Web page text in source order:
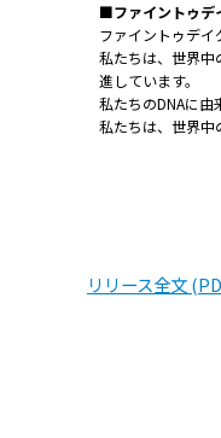
■ファイントゥデ
ファイントゥデイ
私たちは、世界中
進しています。
私たちのDNAに由
私たちは、世界中
リリース全文